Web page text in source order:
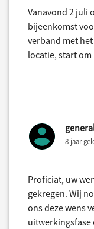
Vanavond 2 juli
bijeenkomst
verband met
locatie, start om
8 jaar
Proficiat, uw
gekregen. Wij
ons deze wens
uitwerkingsfase